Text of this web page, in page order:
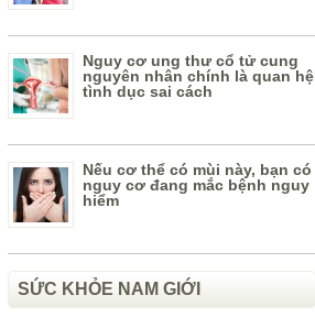
Nguy cơ ung thư cổ tử cung
nguyên nhân chính là quan hệ
tình dục sai cách
Nếu cơ thể có mùi này, bạn có
nguy cơ đang mắc bệnh nguy
hiểm
SỨC KHỎE NAM GIỚI